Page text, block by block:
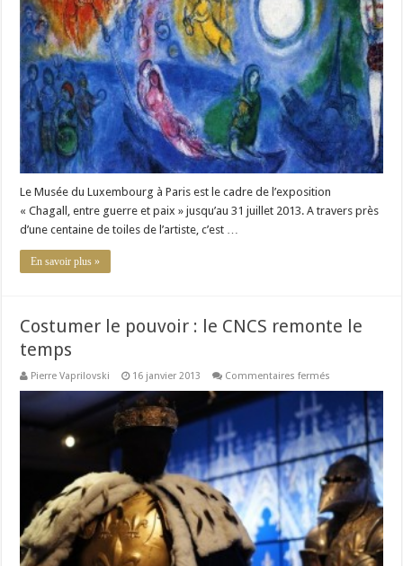
Musée
du
Luxembourg
Le Musée du Luxembourg à Paris est le cadre de l’exposition
« Chagall, entre guerre et paix » jusqu’au 31 juillet 2013. A travers près
d’une centaine de toiles de l’artiste, c’est …
En savoir plus »
Costumer le pouvoir : le CNCS remonte le
temps
Pierre Vaprilovski 16 janvier 2013 Commentaires fermés
pouvoir
:
le
CNCS
remonte
le
temps